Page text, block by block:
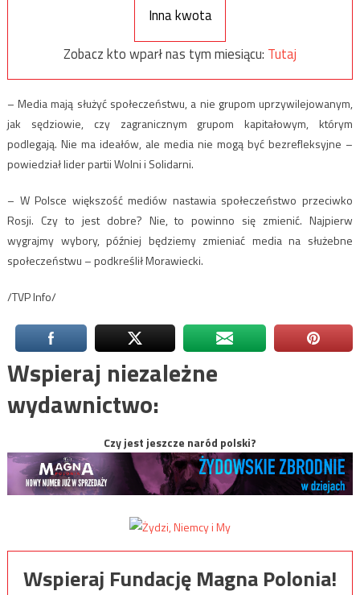
Inna kwota
Zobacz kto wparł nas tym miesiącu: Tutaj
– Media mają służyć społeczeństwu, a nie grupom uprzywilejowanym,
jak sędziowie, czy zagranicznym grupom kapitałowym, którym
podlegają. Nie ma ideałów, ale media nie mogą być bezrefleksyjne –
powiedział lider partii Wolni i Solidarni.
– W Polsce większość mediów nastawia społeczeństwo przeciwko
Rosji. Czy to jest dobre? Nie, to powinno się zmienić. Najpierw
wygrajmy wybory, później będziemy zmieniać media na służebne
społeczeństwu – podkreślił Morawiecki.
/TVP Info/
Wspieraj niezależne
wydawnictwo:
Czy jest jeszcze naród polski?
Wspieraj Fundację Magna Polonia!